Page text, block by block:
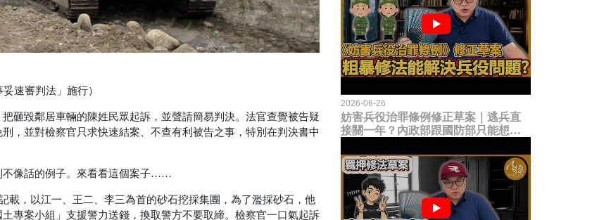
速審判法」施行）
把砸毀鄰居車輛的陳姓民眾起訴，並聲請簡易判決。法官查覺被告疑
，並對檢察官只求快速結案、不查有利被告之事，特別在判決書中
不像話的例子。來看看這個案子……
載，以江一、王二、李三為首的砂石挖採集團，為了濫採砂石，他
專案小組」支援警力送錢，換取警方不要取締。檢察官一口氣起訴
2026-06-26
妨害兵役治罪條例修正草案｜逃兵直
接關一年？內政部跟國防部只能想到
題？